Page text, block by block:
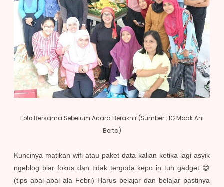
Foto Bersama Sebelum Acara Berakhir (Sumber : IG Mbak Ani
Berta)
Kuncinya matikan wifi atau paket data kalian ketika lagi asyik
ngeblog biar fokus dan tidak tergoda kepo in tuh gadget 😅
(tips abal-abal ala Febri) Harus belajar dan belajar pastinya